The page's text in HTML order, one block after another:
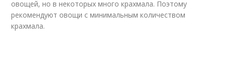
овощей, но в некоторых много крахмала. Поэтому
рекомендуют овощи с минимальным количеством
крахмала.